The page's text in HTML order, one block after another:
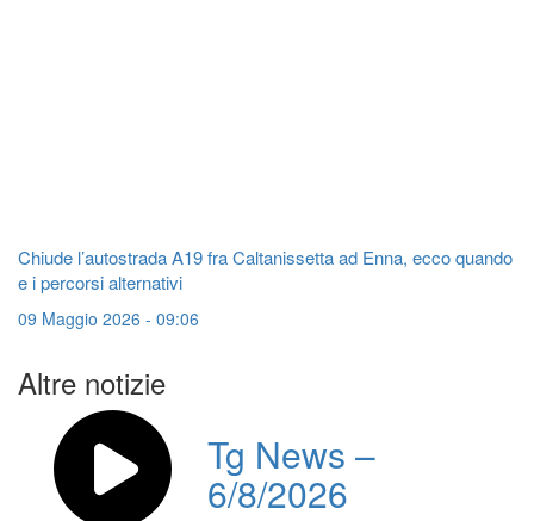
Chiude l’autostrada A19 fra Caltanissetta ad Enna, ecco quando
e i percorsi alternativi
09 Maggio 2026 - 09:06
Altre notizie
Tg News –
6/8/2026